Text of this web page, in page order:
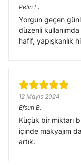
Pelin F.
Yorgun geçen
düzenli
hafif, yapışkanlık
12 Mayıs 2024
Efsun B.
Küçük bir miktarı
içinde makyajım
artık.